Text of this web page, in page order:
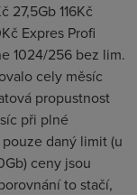
27,5Gb 116Kč
Expres Profi
1024/256 bez lim.
cely měsíc
propustnost
při plné
daný limit (u
ceny jsou
to stačí,